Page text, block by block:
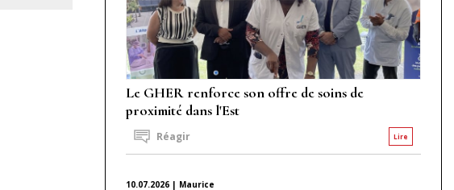
Le GHER renforce son offre de soins de
proximité dans l'Est
Lire
Réagir
10.07.2026 | Maurice